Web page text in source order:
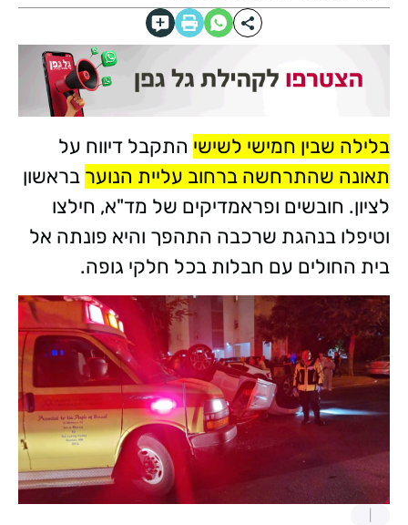
בלילה שבין חמישי לשישי התקבל דיווח על
תאונה שהתרחשה ברחוב עליית הנוער בראשון
לציון. חובשים ופראמדיקים של מד"א, חילצו
וטיפלו בנהגת שרכבה התהפך והיא פונתה אל
בית החולים עם חבלות בכל חלקי גופה.